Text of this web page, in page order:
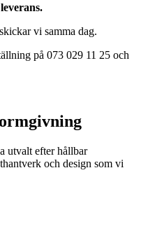
vi samma dag.
på 073 029 11 25 och
utvalt efter hållbar
och design som vi